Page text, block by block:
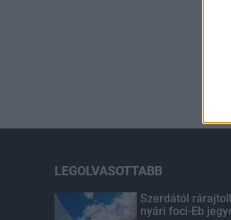
LEGOLVASOTTABB
Szerdától
nyári foci-Eb